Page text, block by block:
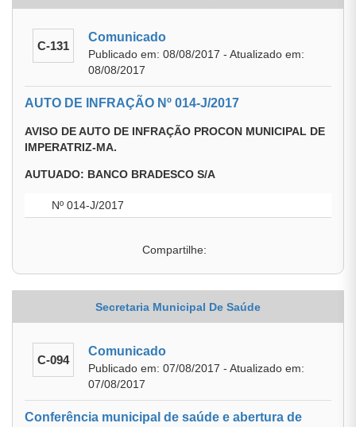
C-131
Comunicado
Publicado em: 08/08/2017 - Atualizado em:
08/08/2017
AUTO DE INFRAÇÃO Nº 014-J/2017
AVISO DE AUTO DE INFRAÇÃO PROCON MUNICIPAL DE
IMPERATRIZ-MA.
AUTUADO: BANCO BRADESCO S/A
Nº 014-J/2017
Compartilhe:
Secretaria Municipal De Saúde
C-094
Comunicado
Publicado em: 07/08/2017 - Atualizado em:
07/08/2017
Conferência municipal de saúde e abertura de